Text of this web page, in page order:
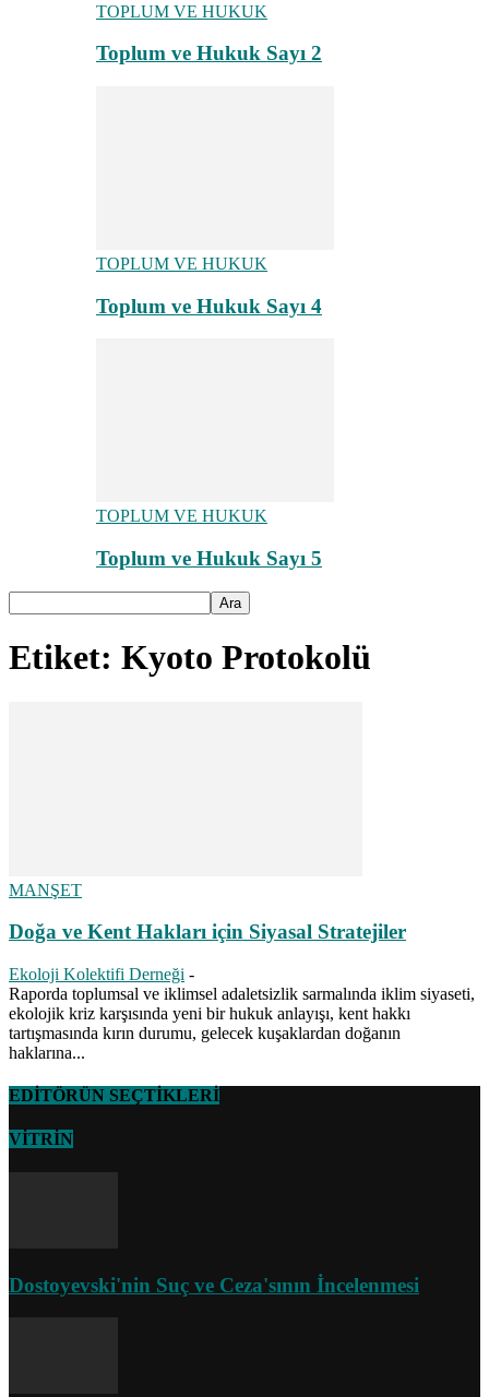
TOPLUM VE HUKUK
Toplum ve Hukuk Sayı 2
TOPLUM VE HUKUK
Toplum ve Hukuk Sayı 4
TOPLUM VE HUKUK
Toplum ve Hukuk Sayı 5
Etiket: Kyoto Protokolü
MANŞET
Doğa ve Kent Hakları için Siyasal Stratejiler
Ekoloji Kolektifi Derneği -
Raporda toplumsal ve iklimsel adaletsizlik sarmalında iklim siyaseti,
ekolojik kriz karşısında yeni bir hukuk anlayışı, kent hakkı
tartışmasında kırın durumu, gelecek kuşaklardan doğanın
haklarına...
EDİTÖRÜN SEÇTİKLERİ
VİTRİN
Dostoyevski'nin Suç ve Ceza'sının İncelenmesi